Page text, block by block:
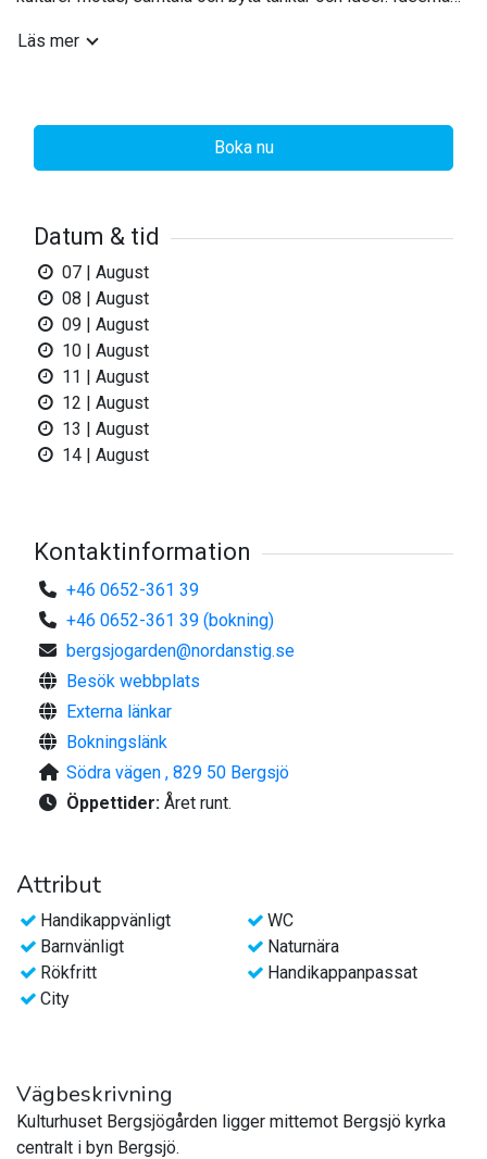
och i det arbetet är kommunens unga en stor tillgång.
respekt och omtanke om alla som finns i huset. Alla
behandlas lika oavsett ålder, kön eller ursprung. Vi hjälps åt
Läs mer
Boka nu
Datum & tid
07 | August
08 | August
09 | August
10 | August
11 | August
12 | August
13 | August
14 | August
Kontaktinformation
+46 0652-361 39
+46 0652-361 39 (bokning)
bergsjogarden@nordanstig.se
Besök webbplats
Externa länkar
Bokningslänk
Södra vägen , 829 50 Bergsjö
Öppettider: Året runt.
Attribut
Handikappvänligt
WC
Barnvänligt
Naturnära
Rökfritt
Handikappanpassat
City
Vägbeskrivning
Kulturhuset Bergsjögården ligger mittemot Bergsjö kyrka
centralt i byn Bergsjö.